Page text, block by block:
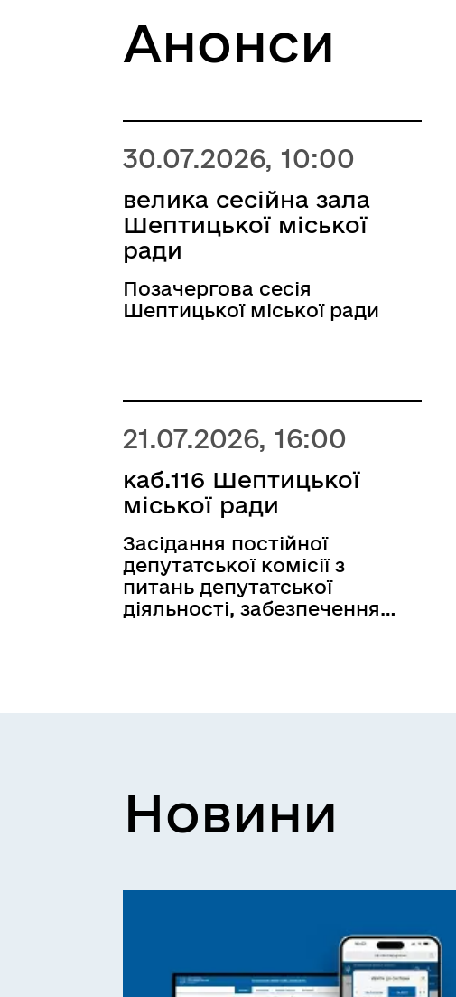
Анонси
30.07.2026, 10:00
велика сесійна зала
Шептицької міської
ради
Позачергова сесія
Шептицької міської ради
21.07.2026, 16:00
каб.116 Шептицької
міської ради
Засідання постійної
депутатської комісії з
питань депутатської
діяльності, забезпечення
місцевого самоврядування
21.07.2026 о 16:00
Новини